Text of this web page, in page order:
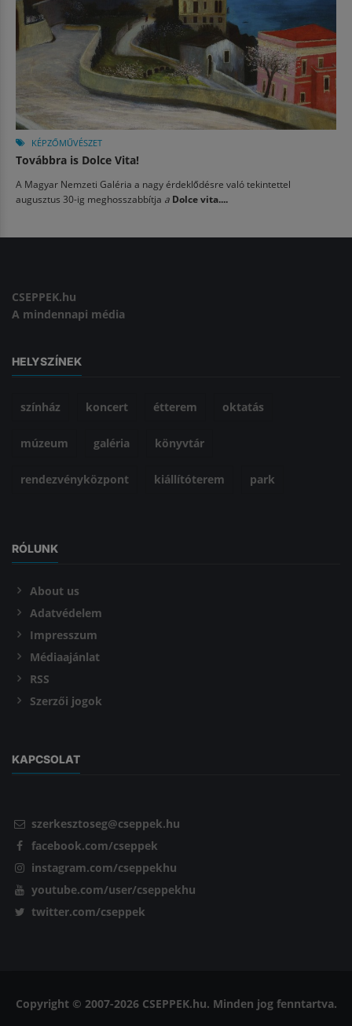
KÉPZŐMŰVÉSZET
Továbbra is Dolce Vita!
A Magyar Nemzeti Galéria a nagy érdeklődésre való tekintettel
augusztus 30-ig meghosszabbítja a Dolce vita....
CSEPPEK.hu
A mindennapi média
HELYSZÍNEK
színház koncert étterem oktatás
múzeum galéria könyvtár
rendezvényközpont kiállítóterem park
RÓLUNK
About us
Adatvédelem
Impresszum
Médiaajánlat
RSS
Szerzői jogok
KAPCSOLAT
szerkesztoseg@cseppek.hu
facebook.com/cseppek
instagram.com/cseppekhu
youtube.com/user/cseppekhu
twitter.com/cseppek
Copyright © 2007-2026 CSEPPEK.hu. Minden jog fenntartva.